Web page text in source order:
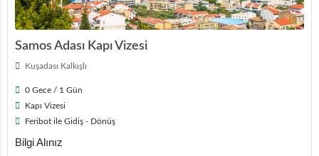
Samos Adası Kapı Vizesi
Kuşadası Kalkışlı
0 Gece / 1 Gün
Kapı Vizesi
Feribot ile Gidiş - Dönüş
Bilgi Alınız